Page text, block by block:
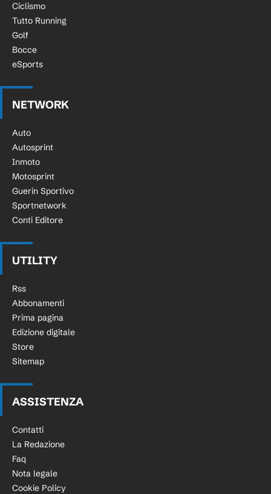
Ciclismo
Tutto Running
Golf
Bocce
eSports
NETWORK
Auto
Autosprint
Inmoto
Motosprint
Guerin Sportivo
Sportnetwork
Conti Editore
UTILITY
Rss
Abbonamenti
Prima pagina
Edizione digitale
Store
Sitemap
ASSISTENZA
Contatti
La Redazione
Faq
Nota legale
Cookie Policy